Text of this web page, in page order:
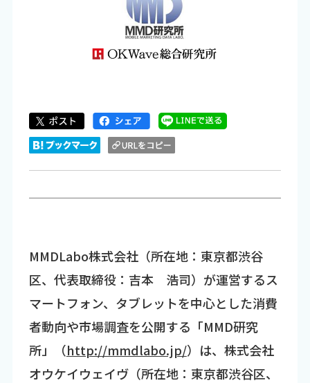
MMDLabo株式会社（所在地：東京都渋谷
区、代表取締役：吉本 浩司）が運営するス
マートフォン、タブレットを中心とした消費
者動向や市場調査を公開する「MMD研究
所」（http://mmdlabo.jp/）は、株式会社
オウケイウェイヴ（所在地：東京都渋谷区、